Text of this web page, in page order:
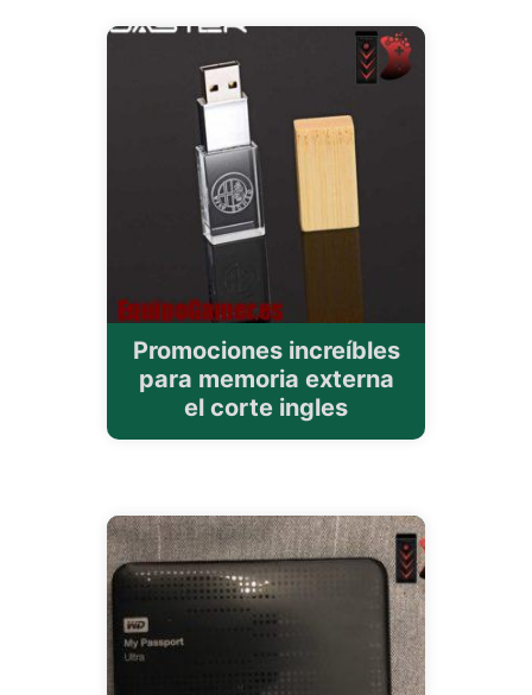
Promociones increíbles
para memoria externa
el corte ingles